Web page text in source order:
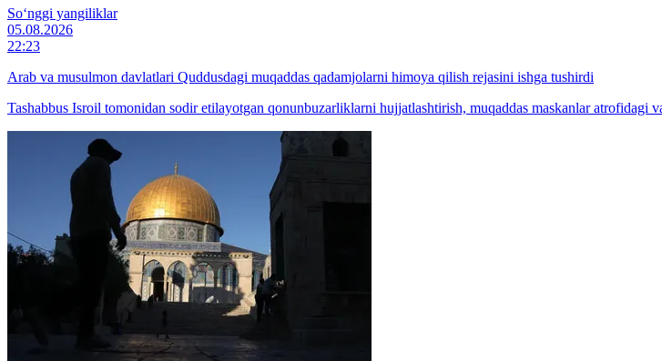
So‘nggi yangiliklar
05.08.2026
22:23
Arab va musulmon davlatlari Quddusdagi muqaddas qadamjolarni himoya qilish rejasini ishga tushirdi
Tashabbus Isroil tomonidan sodir etilayotgan qonunbuzarliklarni hujjatlashtirish, muqaddas maskanlar atrofidagi